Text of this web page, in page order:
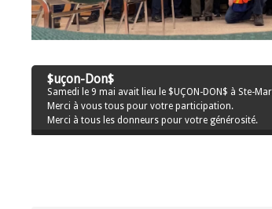
$uçon-Don$
Samedi le 9 mai avait lieu le $UÇON-DON$ à Ste-
Merci à vous tous pour votre participation.
Merci à tous les donneurs pour votre générosité.